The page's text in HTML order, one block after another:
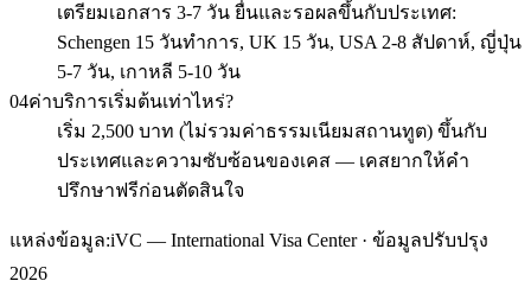
เตรียมเอกสาร 3-7 วัน ยื่นและรอผลขึ้นกับประเทศ:
Schengen 15 วันทำการ, UK 15 วัน, USA 2-8 สัปดาห์, ญี่ปุ่น
5-7 วัน, เกาหลี 5-10 วัน
04ค่าบริการเริ่มต้นเท่าไหร่?
เริ่ม 2,500 บาท (ไม่รวมค่าธรรมเนียมสถานทูต) ขึ้นกับ
ประเทศและความซับซ้อนของเคส — เคสยากให้คำ
ปรึกษาฟรีก่อนตัดสินใจ
แหล่งข้อมูล:iVC — International Visa Center · ข้อมูลปรับปรุง
2026